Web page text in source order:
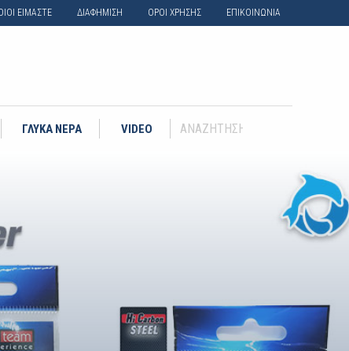
ΕΙΜΑΣΤΕ ΔΙΑΦΗΜΙΣΗ ΟΡΟΙ ΧΡΗΣΗΣ ΕΠΙΚΟΙΝΩΝΙΑ
ΓΛΥΚΑ ΝΕΡΑ VIDEO